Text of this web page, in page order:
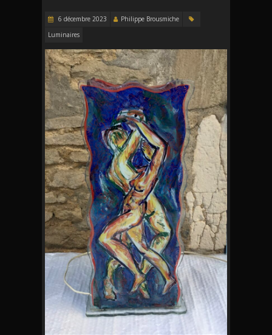
6 décembre 2023
Philippe Brousmiche
Luminaires